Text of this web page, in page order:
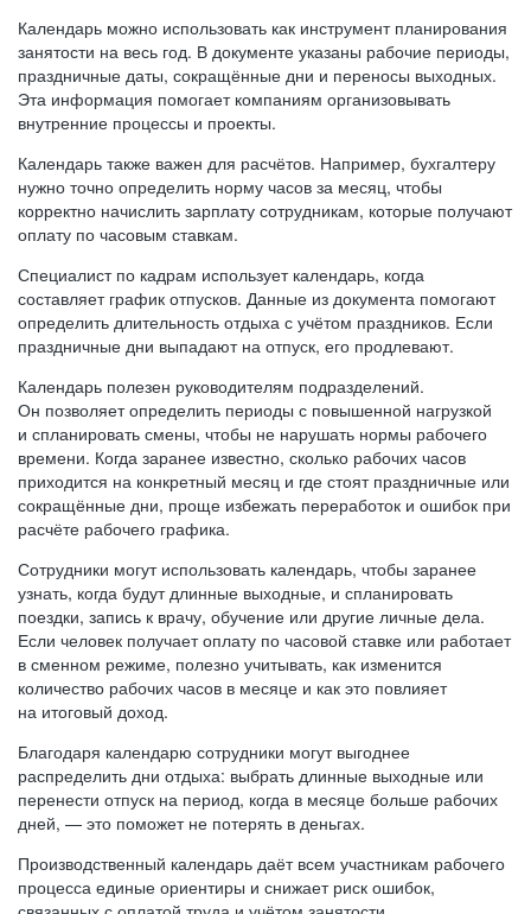
Календарь можно использовать как инструмент планирования
занятости на весь год. В документе указаны рабочие периоды,
праздничные даты, сокращённые дни и переносы выходных.
Эта информация помогает компаниям организовывать
внутренние процессы и проекты.
Календарь также важен для расчётов. Например, бухгалтеру
нужно точно определить норму часов за месяц, чтобы
корректно начислить зарплату сотрудникам, которые получают
оплату по часовым ставкам.
Специалист по кадрам использует календарь, когда
составляет график отпусков. Данные из документа помогают
определить длительность отдыха с учётом праздников. Если
праздничные дни выпадают на отпуск, его продлевают.
Календарь полезен руководителям подразделений.
Он позволяет определить периоды с повышенной нагрузкой
и спланировать смены, чтобы не нарушать нормы рабочего
времени. Когда заранее известно, сколько рабочих часов
приходится на конкретный месяц и где стоят праздничные или
сокращённые дни, проще избежать переработок и ошибок при
расчёте рабочего графика.
Сотрудники могут использовать календарь, чтобы заранее
узнать, когда будут длинные выходные, и спланировать
поездки, запись к врачу, обучение или другие личные дела.
Если человек получает оплату по часовой ставке или работает
в сменном режиме, полезно учитывать, как изменится
количество рабочих часов в месяце и как это повлияет
на итоговый доход.
Благодаря календарю сотрудники могут выгоднее
распределить дни отдыха: выбрать длинные выходные или
перенести отпуск на период, когда в месяце больше рабочих
дней, — это поможет не потерять в деньгах.
Производственный календарь даёт всем участникам рабочего
процесса единые ориентиры и снижает риск ошибок,